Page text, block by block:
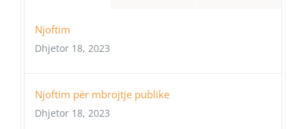
Njoftim
Dhjetor 18, 2023
Njoftim për mbrojtje publike
Dhjetor 18, 2023